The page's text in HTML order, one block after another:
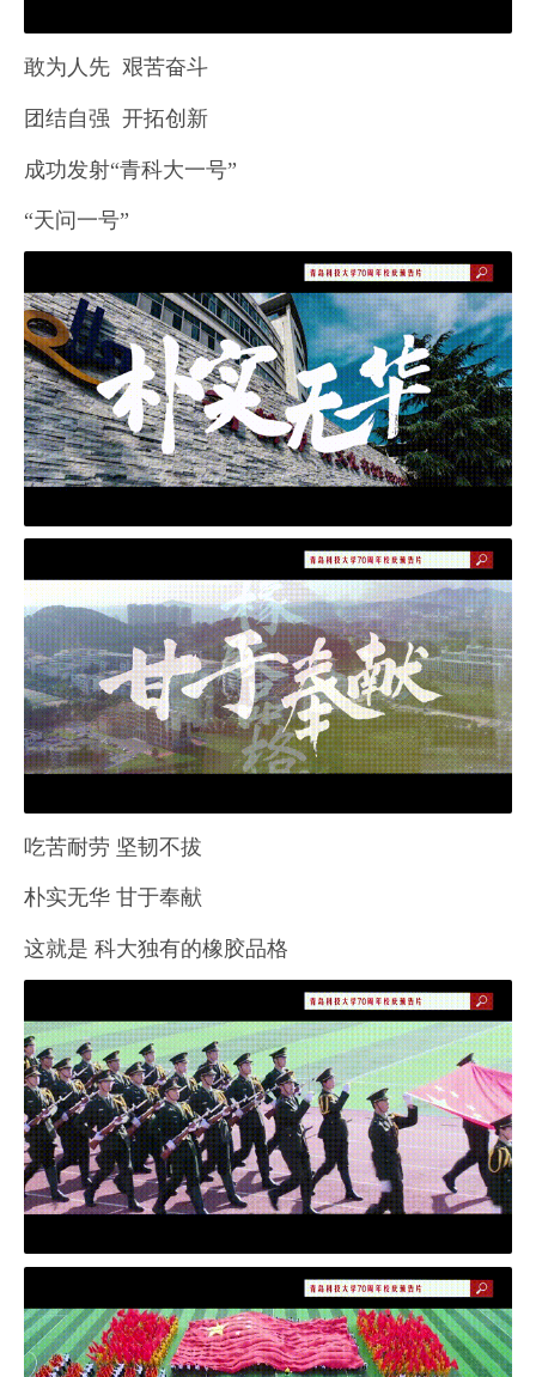
敢为人先 艰苦奋斗
团结自强 开拓创新
成功发射“青科大一号”
“天问一号”
吃苦耐劳 坚韧不拔
朴实无华 甘于奉献
这就是 科大独有的橡胶品格